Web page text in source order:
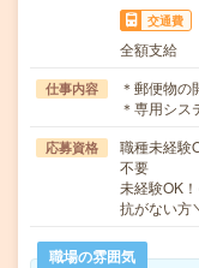
交通費
全額支給
仕事内容
＊郵便物
＊専用シ
応募資格
職種未経験
不要
未経験OK
抗がない
職場の雰囲気